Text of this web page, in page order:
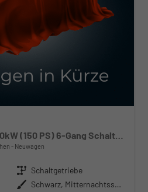
Basis (Basis) 1.5 TSI 110kW (150 PS) 6-Gang Schaltgetriebe
Neuwagen
Getriebe Schaltgetriebe
Außenfarbe
Schwarz, Mitternachtsschwarz (0E)